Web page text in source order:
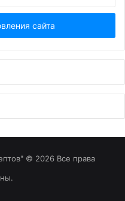
© 2026 Все права